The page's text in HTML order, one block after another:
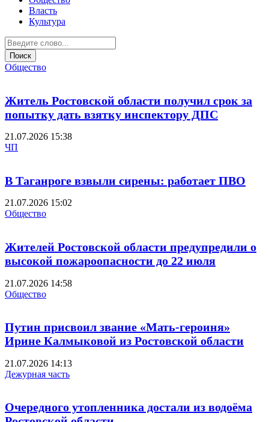
Власть
Культура
Общество
Житель Ростовской области получил срок за
попытку дать взятку инспектору ДПС
21.07.2026 15:38
ЧП
В Таганроге взвыли сирены: работает ПВО
21.07.2026 15:02
Общество
Жителей Ростовской области предупредили о
высокой пожароопасности до 22 июля
21.07.2026 14:58
Общество
Путин присвоил звание «Мать-героиня»
Ирине Калмыковой из Ростовской области
21.07.2026 14:13
Дежурная часть
Очередного утопленника достали из водоёма